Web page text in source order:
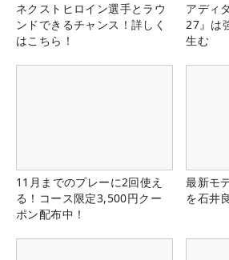
ネクストヒロイン選手とラウ
ンドできるチャンス！詳しく
はこちら！
アディ
27』は
生む
11月までのプレーに2回使え
る！コース限定3,500円クー
ポン配布中！
最新モ
を石井